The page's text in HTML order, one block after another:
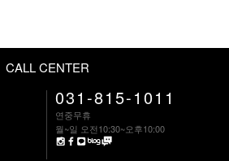
CALL CENTER
031-815-1011
연중무휴
월~일 오전10:30~오후10:00